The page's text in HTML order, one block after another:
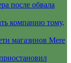
после обвала
компанию тому,
магазинов Mere